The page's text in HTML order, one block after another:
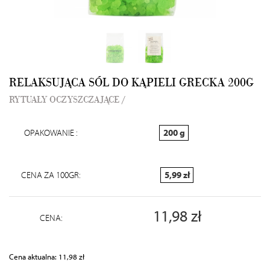
RELAKSUJĄCA SÓL DO KĄPIELI GRECKA 200G
RYTUAŁY OCZYSZCZAJĄCE /
OPAKOWANIE : 200 g
CENA ZA 100GR: 5,99 zł
CENA: 11,98 zł
Cena aktualna: 11,98 zł